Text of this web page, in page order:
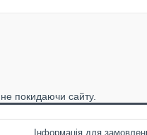
покидаючи сайту.
Інформація для